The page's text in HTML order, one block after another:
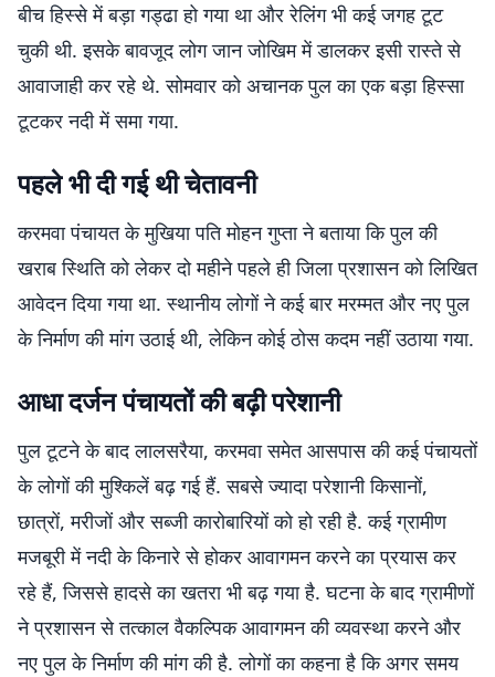
बीच हिस्से में बड़ा गड्ढा हो गया था और रेलिंग भी कई जगह टूट
चुकी थी. इसके बावजूद लोग जान जोखिम में डालकर इसी रास्ते से
आवाजाही कर रहे थे. सोमवार को अचानक पुल का एक बड़ा हिस्सा
टूटकर नदी में समा गया.
पहले भी दी गई थी चेतावनी
करमवा पंचायत के मुखिया पति मोहन गुप्ता ने बताया कि पुल की
खराब स्थिति को लेकर दो महीने पहले ही जिला प्रशासन को लिखित
आवेदन दिया गया था. स्थानीय लोगों ने कई बार मरम्मत और नए पुल
के निर्माण की मांग उठाई थी, लेकिन कोई ठोस कदम नहीं उठाया गया.
आधा दर्जन पंचायतों की बढ़ी परेशानी
पुल टूटने के बाद लालसरैया, करमवा समेत आसपास की कई पंचायतों
के लोगों की मुश्किलें बढ़ गई हैं. सबसे ज्यादा परेशानी किसानों,
छात्रों, मरीजों और सब्जी कारोबारियों को हो रही है. कई ग्रामीण
मजबूरी में नदी के किनारे से होकर आवागमन करने का प्रयास कर
रहे हैं, जिससे हादसे का खतरा भी बढ़ गया है. घटना के बाद ग्रामीणों
ने प्रशासन से तत्काल वैकल्पिक आवागमन की व्यवस्था करने और
नए पुल के निर्माण की मांग की है. लोगों का कहना है कि अगर समय